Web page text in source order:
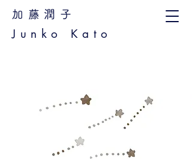
加藤潤子
Junko Kato